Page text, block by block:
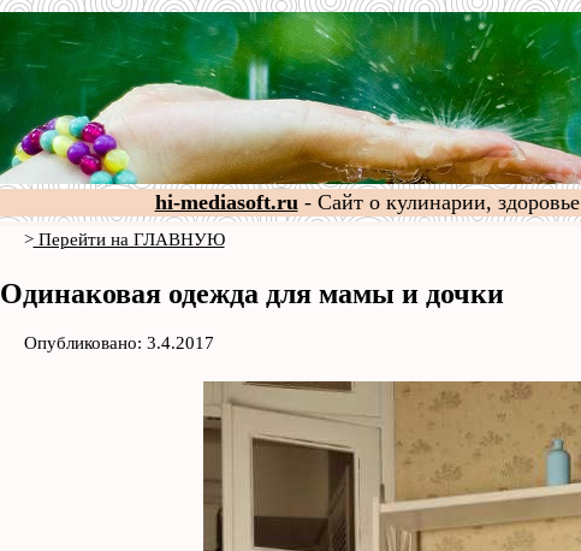
hi-mediasoft.ru- Сайт о кулинарии, здоровье
>Перейти на ГЛАВНУЮ
Одинаковая одежда для мамы и дочки
Опубликовано: 3.4.2017